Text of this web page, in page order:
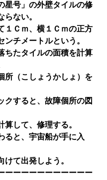
星号」の外壁タイルの修
ない。
１Ｃｍ、横１Ｃｍの正方
チメートルという。
ちたタイルの面積を計算
所（こしょうかしょ）を
クすると、故障個所の図
算して、修理する。
ると、宇宙船が手に入
て出発しよう。
ーーーーーーーーーーー